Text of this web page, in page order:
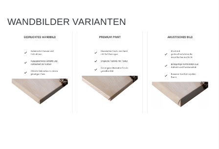
WANDBILDER VARIANTEN